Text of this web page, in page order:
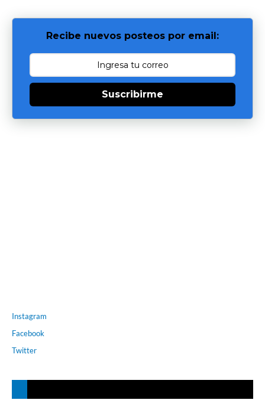
Recibe nuevos posteos por email:
Suscribirme
Instagram
Facebook
Twitter